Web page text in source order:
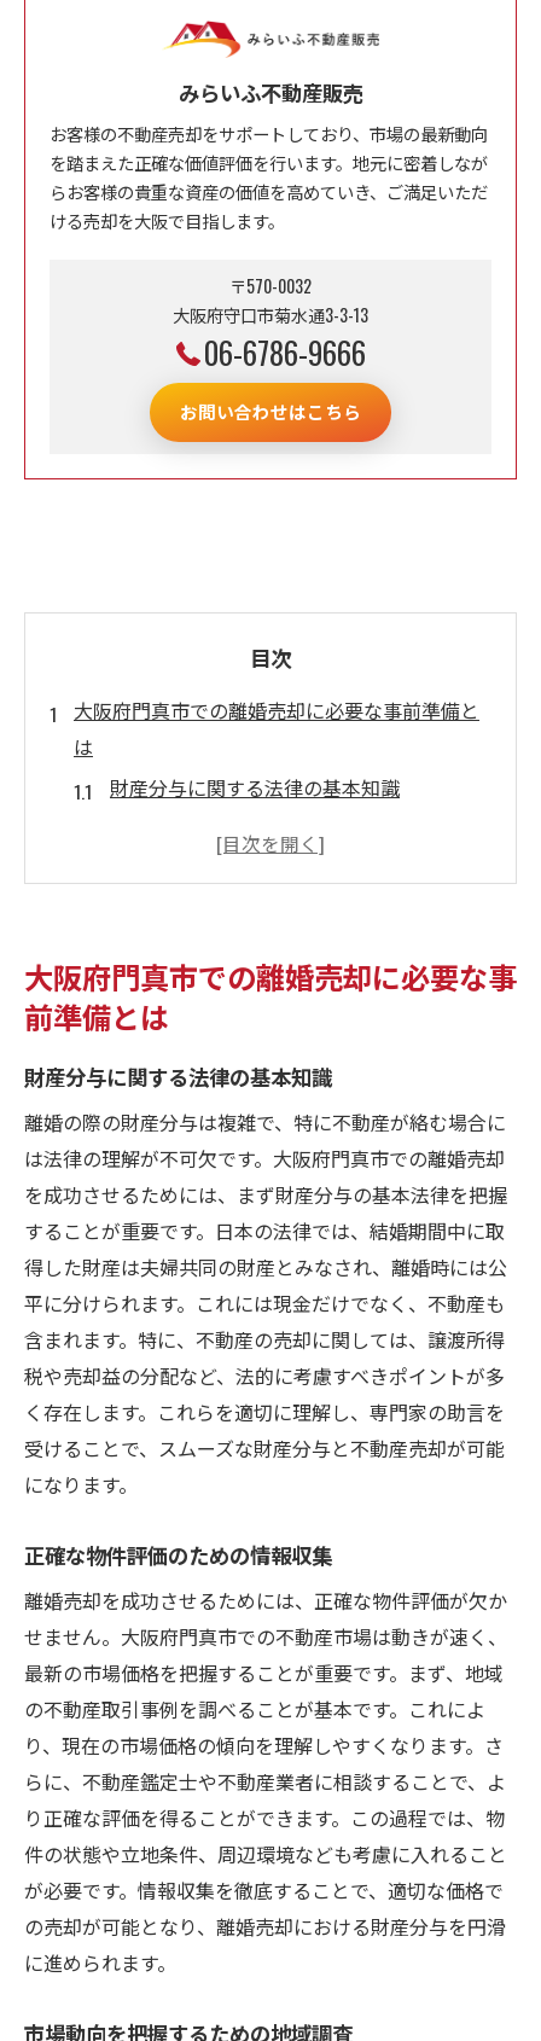
みらいふ不動産販売
お客様の不動産売却をサポートしており、市場の最新動向
を踏まえた正確な価値評価を行います。地元に密着しなが
らお客様の貴重な資産の価値を高めていき、ご満足いただ
ける売却を大阪で目指します。
〒570-0032
大阪府守口市菊水通3-3-13
06-6786-9666
お問い合わせはこちら
目次
大阪府門真市での離婚売却に必要な事前準備と
は
財産分与に関する法律の基本知識
正確な物件評価のための情報収集
離婚売却計画の作成と確認
離婚売却成功のための大阪府門真市における市
場分析の重要性
地域特有の価格変動の把握
競合物件の動向と分析
売却時期を見定めるための市場予測
地域における人気物件の特徴
経済状況が不動産市場に与える影響
データに基づく価格設定のメリット
離婚売却での不動産価値を最大化する戦略
リフォームによる価値向上の方法
効果的なプレゼンテーションの準備
ターゲット層を意識したプロモーション
売却前の査定とその活用法
市場価値に基づく合理的な価格設定
大阪府門真市での離婚売却における専門家の活
用法
不動産エージェントの選び方
法律の専門家による安心の手続き
税理士による節税対策のアドバイス
信頼できるプロフェッショナルの特徴
チームワークを活かす売却プロセス
専門家のネットワークを活用する利点
離婚売却をスムーズに進めるためのコミュニケ
大阪府門真市での離婚売却に必要な事
前準備とは
財産分与に関する法律の基本知識
離婚の際の財産分与は複雑で、特に不動産が絡む場合に
は法律の理解が不可欠です。大阪府門真市での離婚売却
を成功させるためには、まず財産分与の基本法律を把握
することが重要です。日本の法律では、結婚期間中に取
得した財産は夫婦共同の財産とみなされ、離婚時には公
平に分けられます。これには現金だけでなく、不動産も
含まれます。特に、不動産の売却に関しては、譲渡所得
税や売却益の分配など、法的に考慮すべきポイントが多
く存在します。これらを適切に理解し、専門家の助言を
受けることで、スムーズな財産分与と不動産売却が可能
になります。
正確な物件評価のための情報収集
離婚売却を成功させるためには、正確な物件評価が欠か
せません。大阪府門真市での不動産市場は動きが速く、
最新の市場価格を把握することが重要です。まず、地域
の不動産取引事例を調べることが基本です。これによ
り、現在の市場価格の傾向を理解しやすくなります。さ
らに、不動産鑑定士や不動産業者に相談することで、よ
り正確な評価を得ることができます。この過程では、物
件の状態や立地条件、周辺環境なども考慮に入れること
が必要です。情報収集を徹底することで、適切な価格で
の売却が可能となり、離婚売却における財産分与を円滑
に進められます。
市場動向を把握するための地域調査